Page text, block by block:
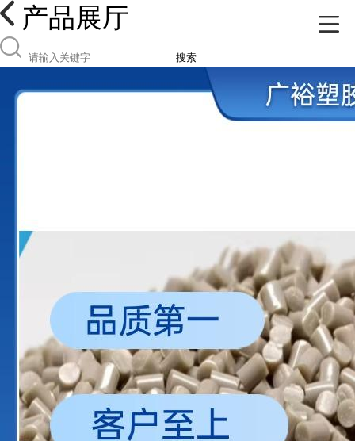
产品展厅
搜索